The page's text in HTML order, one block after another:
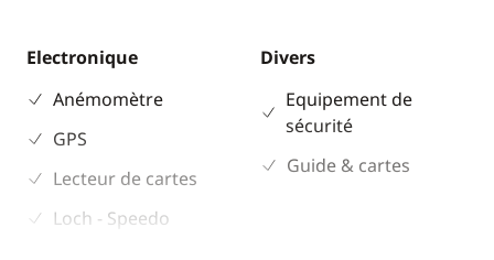
Electronique
Anémomètre
GPS
Lecteur de cartes
Loch - Speedo
Divers
Equipement de
sécurité
Guide & cartes